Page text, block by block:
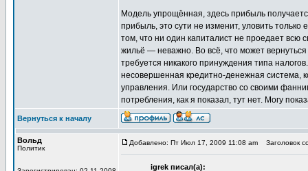
Модель упрощённая, здесь прибыль
прибыль, это сути не изменит, уловить
том, что ни один капиталист не проедает всю
жильё — неважно. Во всё, что может вернуться
требуется никакого принуждения типа
несовершенная кредитно-денежная система,
управления. Или государство со своими
потребления, как я показал, тут нет. Могу
Вернуться к началу
Вольд
Политик
Добавлено: Пт Июл 17, 2009 11:08 am Заголовок
igrek писал(а):